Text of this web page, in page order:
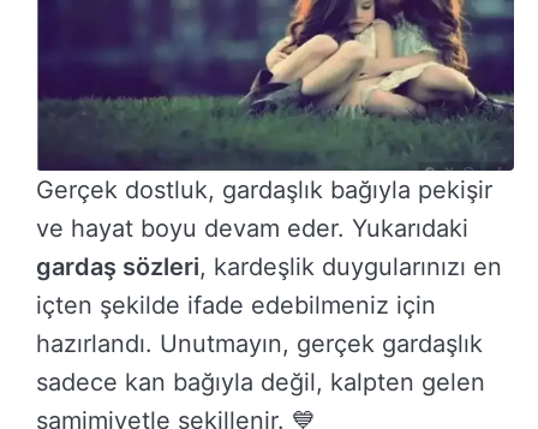
Gerçek dostluk, gardaşlık bağıyla pekişir
ve hayat boyu devam eder. Yukarıdaki
gardaş sözleri, kardeşlik duygularınızı en
içten şekilde ifade edebilmeniz için
hazırlandı. Unutmayın, gerçek gardaşlık
sadece kan bağıyla değil, kalpten gelen
samimiyetle şekillenir. 💙